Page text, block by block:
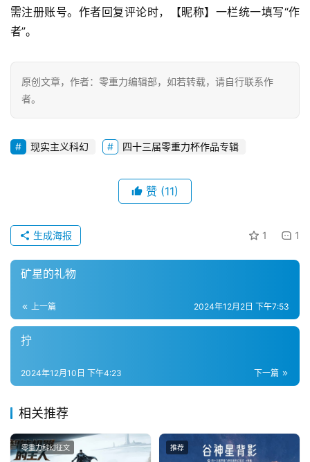
零
重
科
幻
征
投
稿
文
章
需注册账号。作者回复评论时，【昵称】一栏统一填写“作
者”。
原创文章，作者：零重力编辑部，如若转载，请自行联系作
者。
现实主义科幻 四十三届零重力杯作品专辑
赞 (11)
1 1
生成海报
矿星的礼物
上一篇 2024年12月2日 下午7:53
拧
下一篇
2024年12月10日 下午4:23
相关推荐
零重力科幻征文 推荐